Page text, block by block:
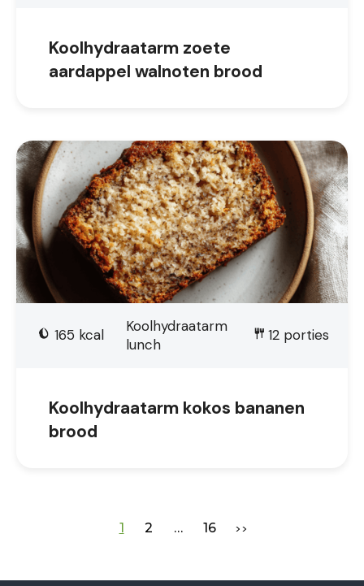
Koolhydraatarm zoete
aardappel walnoten brood
165 kcal
Koolhydraatarm
lunch
12porties
Koolhydraatarm kokos bananen
brood
1 2 … 16 >>